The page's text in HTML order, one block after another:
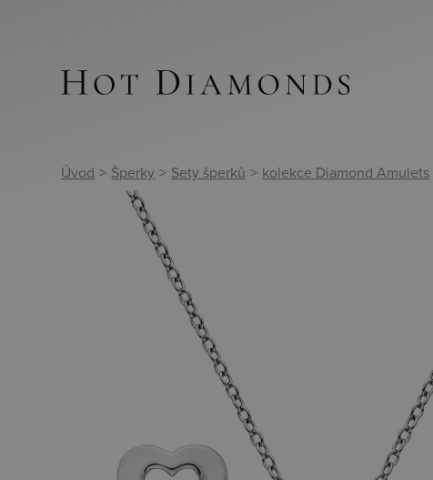
Úvod > Šperky > Sety šperků > kolekce Diamond Amulets